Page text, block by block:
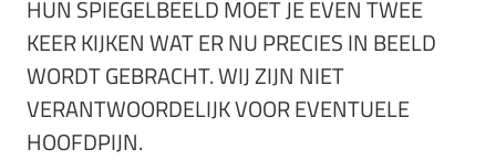
HUN SPIEGELBEELD MOET JE EVEN TWEE
KEER KIJKEN WAT ER NU PRECIES IN BEELD
WORDT GEBRACHT. WIJ ZIJN NIET
VERANTWOORDELIJK VOOR EVENTUELE
HOOFDPIJN.